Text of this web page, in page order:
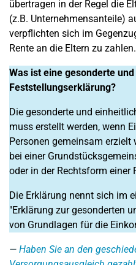
übertragen in der Regel die
(z.B. Unternehmensanteile)
verpflichten sich im
Rente an die Eltern zu zahlen.
Was ist eine gesonderte
Feststellungserklärung?
Die gesonderte und
muss erstellt werden, wenn
Personen gemeinsam erzielt
bei einer
oder in der Rechtsform einer
Die Erklärung nennt sich im
"Erklärung zur gesonderten
von Grundlagen für die
Haben Sie an den